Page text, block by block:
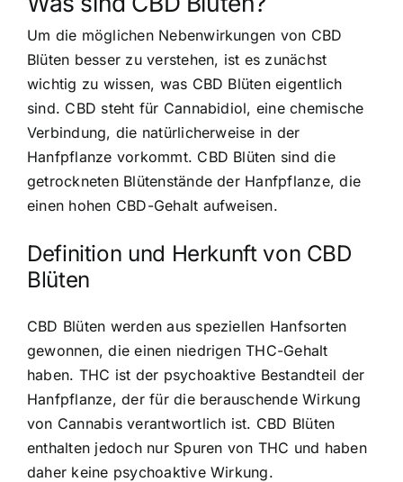
Um die möglichen Nebenwirkungen von CBD
Blüten besser zu verstehen, ist es zunächst
wichtig zu wissen, was CBD Blüten eigentlich
sind. CBD steht für Cannabidiol, eine chemische
Verbindung, die natürlicherweise in der
Hanfpflanze vorkommt. CBD Blüten sind die
getrockneten Blütenstände der Hanfpflanze, die
einen hohen CBD-Gehalt aufweisen.
Definition und Herkunft von CBD
Blüten
CBD Blüten werden aus speziellen Hanfsorten
gewonnen, die einen niedrigen THC-Gehalt
haben. THC ist der psychoaktive Bestandteil der
Hanfpflanze, der für die berauschende Wirkung
von Cannabis verantwortlich ist. CBD Blüten
enthalten jedoch nur Spuren von THC und haben
daher keine psychoaktive Wirkung.